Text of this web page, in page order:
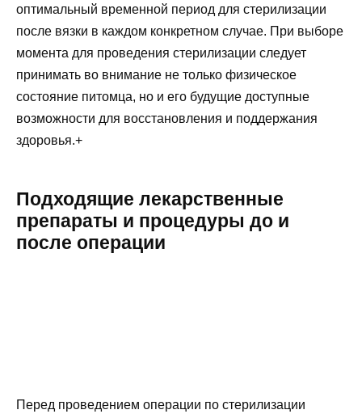
оптимальный временной период для стерилизации
после вязки в каждом конкретном случае. При выборе
момента для проведения стерилизации следует
принимать во внимание не только физическое
состояние питомца, но и его будущие доступные
возможности для восстановления и поддержания
здоровья.+
Подходящие лекарственные
препараты и процедуры до и
после операции
Перед проведением операции по стерилизации